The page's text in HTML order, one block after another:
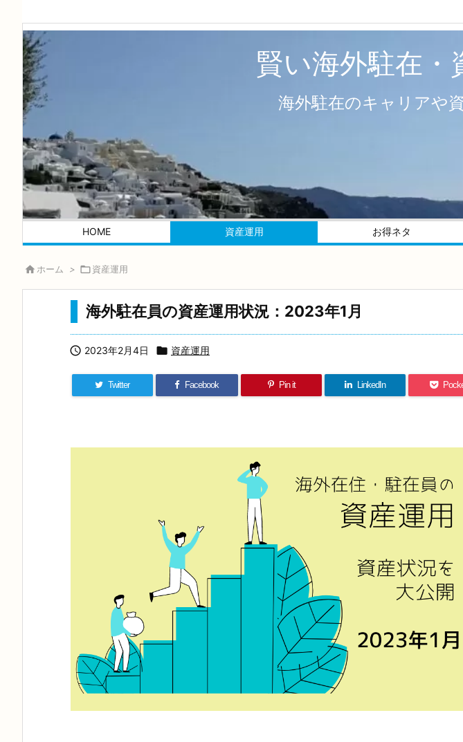
賢い海外駐在・
海外駐在のキャリアや
HOME 資産運用 お得ネタ
 ホーム > 資産運用
海外駐在員の資産運用状況：2023年1月
 2023年2月4日  資産運用
Twitter Facebook Pin it LinkedIn